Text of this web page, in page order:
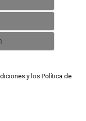
y los Política de